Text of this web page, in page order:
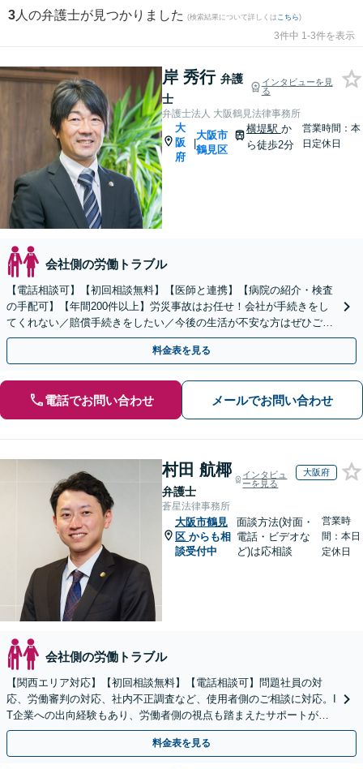
3 人の弁護士が見つかりました (検索結果について詳しくは こちら)
3件中 1-3件を表示
岸 秀行 弁護
士
インタビューを見
る
弁護士法人 大阪鶴見法律事務所
大
阪
府
|
大阪市
鶴見区
横堤駅 か
ら徒歩2分
営業時間：本
日定休日
会社側の労働トラブル
【電話相談可】【初回相談無料】【医師と連携】【病院の紹介・検査
の手配可】【年間200件以上】労災事故はお任せ！会社が手続きをし
てくれない／賠償手続きをしたい／今後の生活が不安な方はぜひご相
談を！労災保険以外にも請求できることがあります。
料金表を見る
電話でお問い合わせ メールでお問い合わせ
村田 航椰
弁護士
インタビュ
ーを見る
大阪府
蒼星法律事務所
大阪市鶴見
区 からも相
談受付中
面談方法(対面・
電話・ビデオな
ど)は応相談
営業時
間：本日
定休日
会社側の労働トラブル
【関西エリア対応】【初回相談無料】【電話相談可】問題社員の対
応、労働審判の対応、社内不正調査など、使用者側のご相談に対応。I
T企業への出向経験もあり、労働者側の視点も踏まえたサポートが可
能です。お気軽にご相談ください。【夜間・土日相談可】
料金表を見る